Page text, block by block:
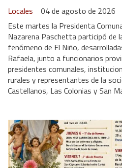
Locales
04 de agosto de 2026
Este martes la Presidenta
Nazarena Paschetta participó de
fenómeno de El Niño,
Rafaela, junto a funcionarios
presidentes comunales,
rurales y representantes de la
Castellanos, Las Colonias y San